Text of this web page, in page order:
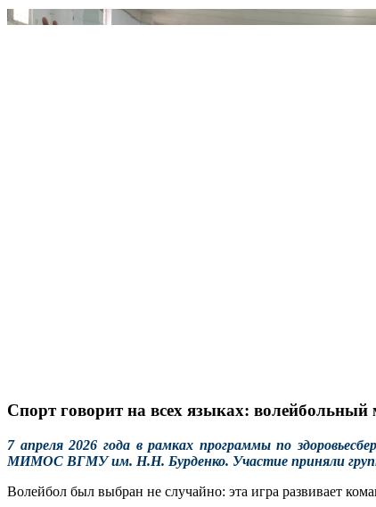
Спорт говорит на всех языках:
7 апреля 2026 года в рамках программы по
МИМОС ВГМУ им. Н.Н. Бурденко. Участие приняли
Волейбол был выбран не случайно: эта игра развивает